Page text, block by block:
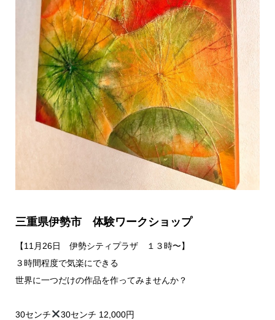
三重県伊勢市 体験ワークショップ
【11月26日 伊勢シティプラザ １３時〜】
３時間程度で気楽にできる
世界に一つだけの作品を作ってみませんか？
30センチ
30センチ 12,000円